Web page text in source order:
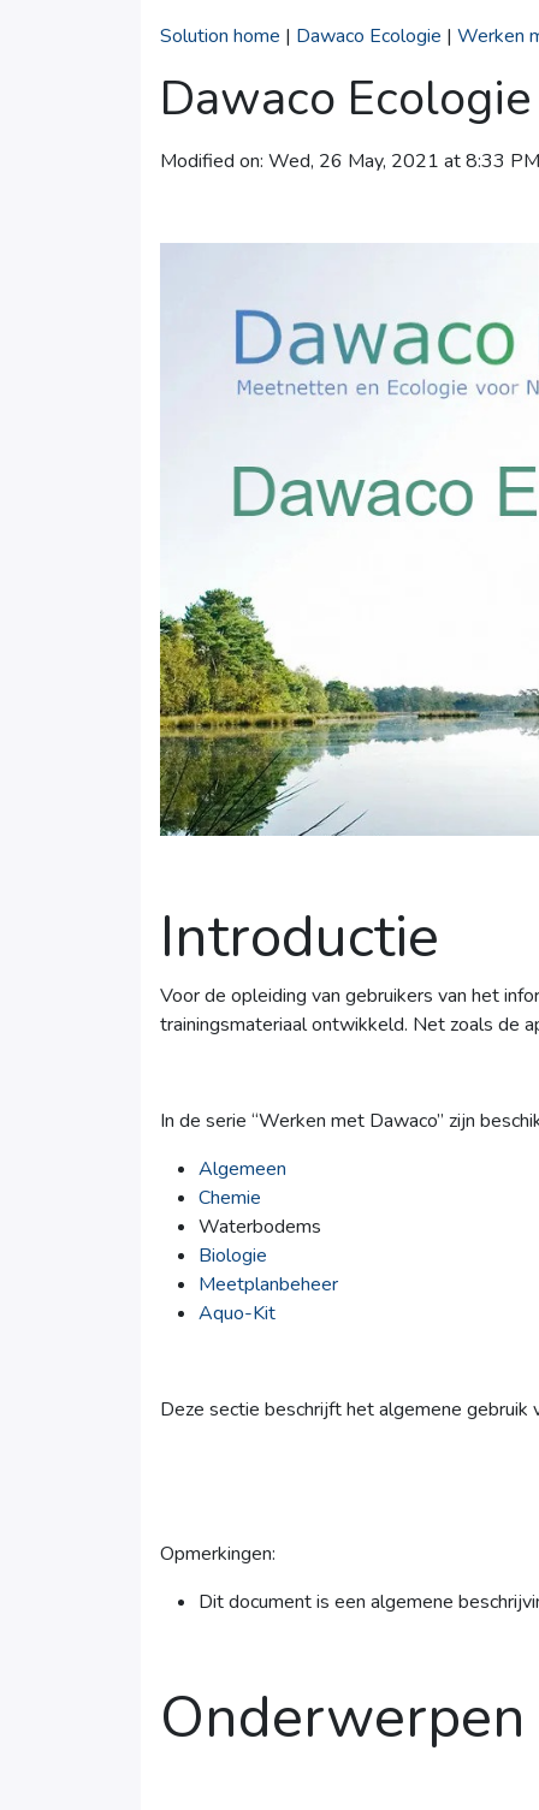
Solution home | Dawaco Ecologie | Werken
Dawaco
Modified on: Wed, 26 May, 2021 at 8:33 PM
Introductie
Voor de opleiding van gebruikers van het
trainingsmateriaal ontwikkeld. Net zoals de
In de serie “Werken met Dawaco” zijn
Algemeen
Chemie
Waterbodems
Biologie
Meetplanbeheer
Aquo-Kit
Deze sectie beschrijft het algemene gebruik
Opmerkingen:
Dit document is een algemene
Onderwerpen